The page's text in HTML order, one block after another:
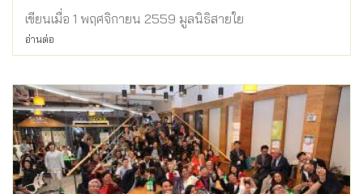
เขียนเมื่อ 1 พฤศจิกายน 2559 มูลนิธิสายใย
อ่านต่อ